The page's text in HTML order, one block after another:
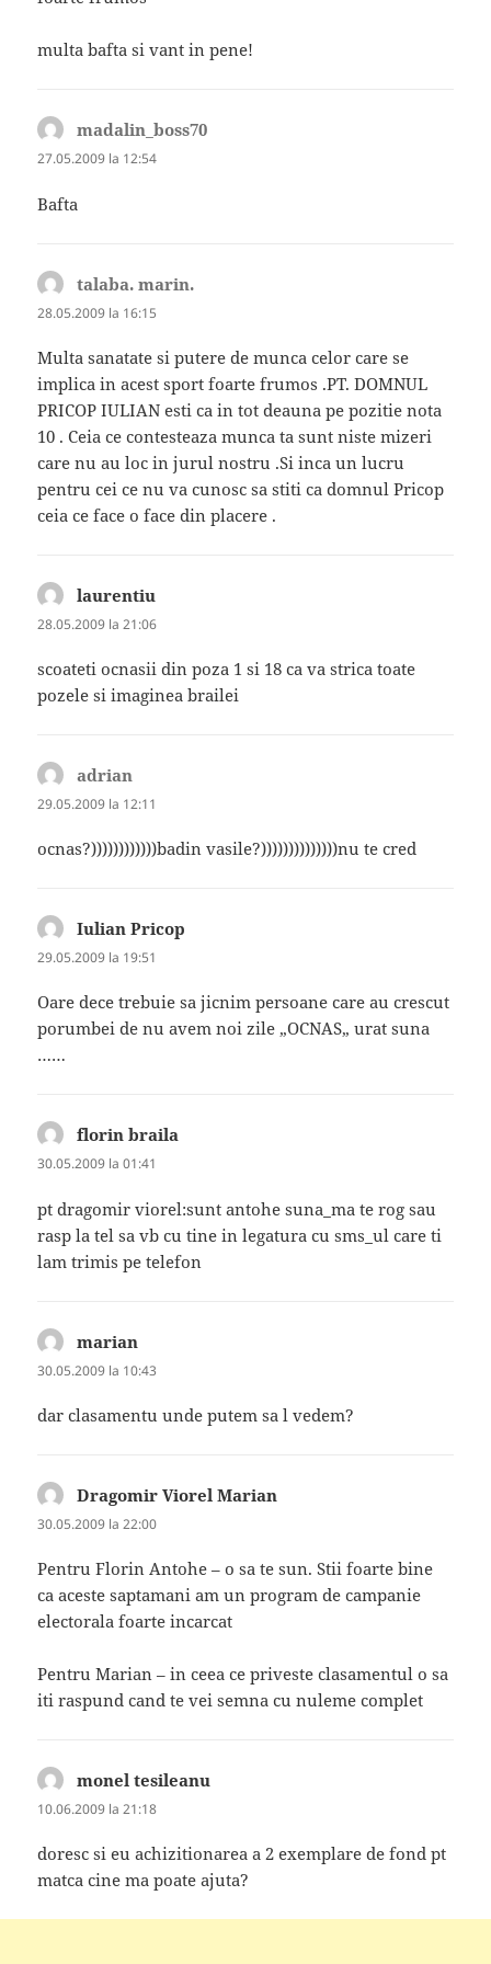
multa bafta si vant in pene!
madalin_boss70
27.05.2009 la 12:54
Bafta
talaba. marin.
28.05.2009 la 16:15
Multa sanatate si putere de munca celor care se
implica in acest sport foarte frumos .PT. DOMNUL
PRICOP IULIAN esti ca in tot deauna pe pozitie nota
10 . Ceia ce contesteaza munca ta sunt niste mizeri
care nu au loc in jurul nostru .Si inca un lucru
pentru cei ce nu va cunosc sa stiti ca domnul Pricop
ceia ce face o face din placere .
laurentiu
28.05.2009 la 21:06
scoateti ocnasii din poza 1 si 18 ca va strica toate
pozele si imaginea brailei
adrian
29.05.2009 la 12:11
ocnas?))))))))))))badin vasile?))))))))))))))nu te cred
Iulian Pricop
29.05.2009 la 19:51
Oare dece trebuie sa jicnim persoane care au crescut
porumbei de nu avem noi zile „OCNAS„ urat suna
……
florin braila
30.05.2009 la 01:41
pt dragomir viorel:sunt antohe suna_ma te rog sau
rasp la tel sa vb cu tine in legatura cu sms_ul care ti
lam trimis pe telefon
marian
30.05.2009 la 10:43
dar clasamentu unde putem sa l vedem?
Dragomir Viorel Marian
30.05.2009 la 22:00
Pentru Florin Antohe – o sa te sun. Stii foarte bine
ca aceste saptamani am un program de campanie
electorala foarte incarcat
Pentru Marian – in ceea ce priveste clasamentul o sa
iti raspund cand te vei semna cu nuleme complet
monel tesileanu
10.06.2009 la 21:18
doresc si eu achizitionarea a 2 exemplare de fond pt
matca cine ma poate ajuta?